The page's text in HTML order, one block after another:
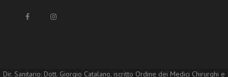
Dir. Sanitario: Dott. Giorgio Catalano, iscritto Ordine dei Medici Chirurghi e